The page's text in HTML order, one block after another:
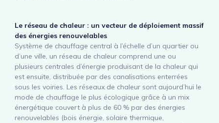
Le réseau de chaleur : un vecteur de déploiement massif
des énergies renouvelables
Système de chauffage central à l’échelle d’un quartier ou
d’une ville, un réseau de chaleur comprend une ou
plusieurs centrales d’énergie produisant de la chaleur qui
est ensuite, distribuée par des canalisations enterrées
sous les voiries. Les réseaux de chaleur sont aujourd’hui le
mode de chauffage le plus écologique grâce à un mix
énergétique couvert à plus de 60 % par des énergies
renouvelables (bois énergie, solaire thermique,